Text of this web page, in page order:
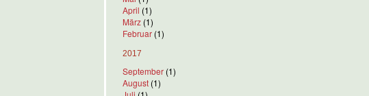
April (1)
März (1)
Februar (1)
2017
September (1)
August (1)